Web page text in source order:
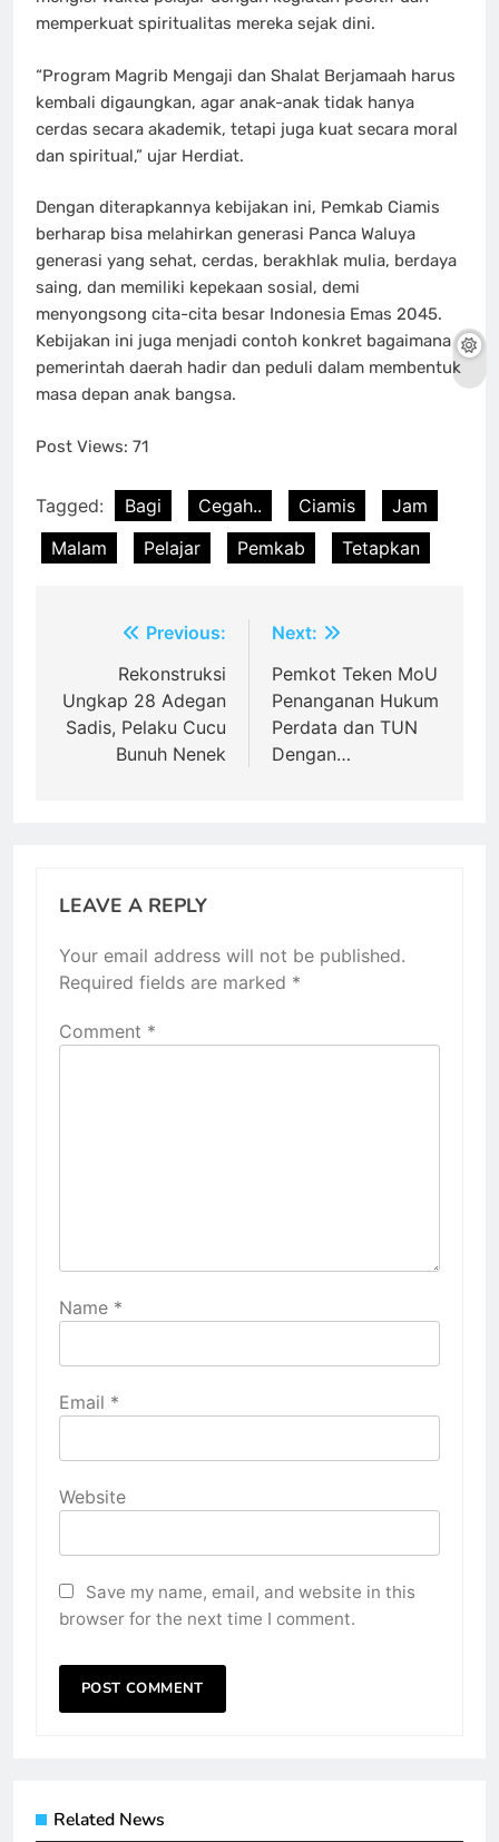
memperkuat spiritualitas mereka sejak dini.
“Program Magrib Mengaji dan Shalat Berjamaah harus
kembali digaungkan, agar anak-anak tidak hanya
cerdas secara akademik, tetapi juga kuat secara moral
dan spiritual,” ujar Herdiat.
Dengan diterapkannya kebijakan ini, Pemkab Ciamis
berharap bisa melahirkan generasi Panca Waluya
generasi yang sehat, cerdas, berakhlak mulia, berdaya
saing, dan memiliki kepekaan sosial, demi
menyongsong cita-cita besar Indonesia Emas 2045.
Kebijakan ini juga menjadi contoh konkret bagaimana
pemerintah daerah hadir dan peduli dalam membentuk
masa depan anak bangsa.
Post Views: 71
Tagged: Bagi Cegah.. Ciamis
Jam
Malam
Pelajar Pemkab Tetapkan
navigation
Previous:
Rekonstruksi
Ungkap 28 Adegan
Sadis, Pelaku Cucu
Bunuh Nenek
Next:
Pemkot Teken MoU
Penanganan Hukum
Perdata dan TUN
Dengan…
LEAVE A REPLY
Your email address will not be published.
Required fields are marked *
Comment *
Name *
Email *
Website
Save my name, email, and website in this
browser for the next time I comment.
Related News